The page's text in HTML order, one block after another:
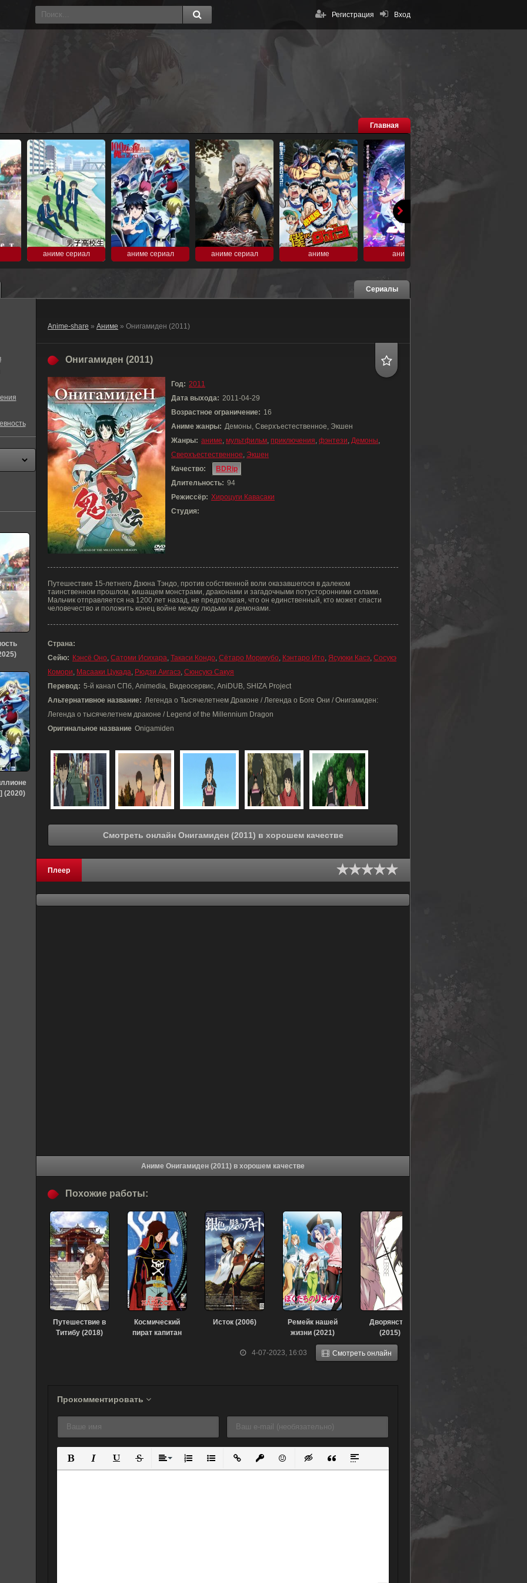
Вход
Регистрация
Главная
аниме сериал аниме сериал аниме сериал аниме аниме
Сериалы
Anime-share » Аниме » Онигамиден (2011)
Онигамиден (2011)
Год: 2011
Дата выхода: 2011-04-29
Возрастное ограничение: 16
Аниме жанры: Демоны, Сверхъестественное, Экшен
Жанры: аниме, мультфильм, приключения, фэнтези, Демоны,
Сверхъестественное, Экшен
Качество:
BDRip
Длительность: 94
Режиссёр: Хироцуги Кавасаки
Студия:
Путешествие 15-летнего Дзюна Тэндо, против собственной воли оказавшегося в далеком
таинственном прошлом, кишащем монстрами, драконами и загадочными потусторонними силами.
Мальчик отправляется на 1200 лет назад, не предполагая, что он единственный, кто может спасти
человечество и положить конец войне между людьми и демонами.
Страна:
Сейю: Кэнсё Оно, Сатоми Исихара, Такаси Кондо, Сётаро Морикубо, Кэнтаро Ито, Ясуюки Касэ, Сосукэ
Комори, Масааки Цукада, Рюдзи Аигасэ, Сюнсукэ Сакуя
Перевод: 5-й канал СПб, Animedia, Видеосервис, AniDUB, SHIZA Project
Альтернативное название: Легенда о Тысячелетнем Драконе / Легенда о Боге Они / Онигамиден:
Легенда о тысячелетнем драконе / Legend of the Millennium Dragon
Оригинальное название Onigamiden
Смотреть онлайн Онигамиден (2011) в хорошем качестве
Плеер
Аниме Онигамиден (2011) в хорошем качестве
4-07-2023, 16:03 Смотреть онлайн
Похожие работы:
Путешествие в
Титибу (2018)
Космический
пират капитан
Исток (2006)
Ремейк нашей
жизни (2021)
Дворянство
(2015)
Прокомментировать
Полужирный
КурсивПодчеркнутый
ЗачеркнутыйВыравнивание
Нумерованный список
Маркированный список
Вставить ссылку
Вставить защищенную ссылку
Вставить смайлик
Вставка скрытого текста
Вставка цитаты
Вставка спойлера
(2020)